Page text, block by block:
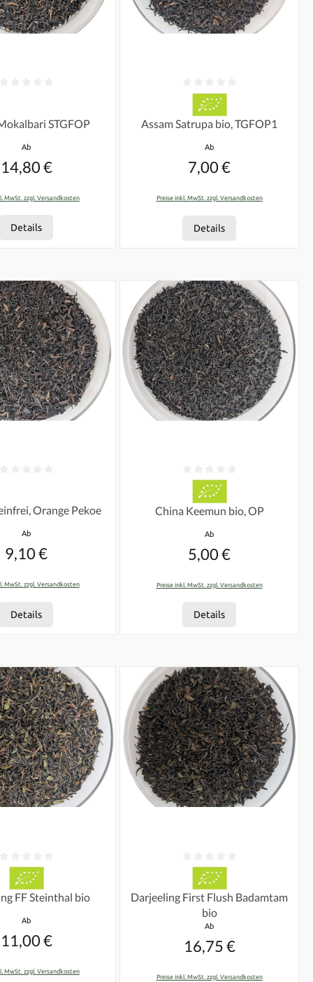
STGFOP
Regulärer Preis:
Ab
14,80 €
MwSt. zzgl. Versandkosten
Details
Durchschnittliche Bewertung von 0
Assam Satrupa bio, TGFOP1
Regulärer Preis:
Ab
7,00 €
Preise inkl. MwSt. zzgl. Versandkosten
Details
Orange Pekoe
Regulärer Preis:
Ab
9,10 €
MwSt. zzgl. Versandkosten
Details
Durchschnittliche Bewertung von 0
China Keemun bio, OP
Regulärer Preis:
Ab
5,00 €
Preise inkl. MwSt. zzgl. Versandkosten
Details
Bewertung von 0 von 5 Sternen
FF Steinthal bio
Regulärer Preis:
Ab
11,00 €
MwSt. zzgl. Versandkosten
Durchschnittliche Bewertung von 0
Darjeeling First Flush Badamtam
bio
Regulärer Preis:
Ab
16,75 €
Preise inkl. MwSt. zzgl. Versandkosten